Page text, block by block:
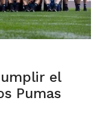
el
Pumas